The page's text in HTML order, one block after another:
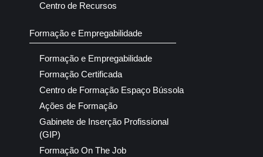
Centro de Recursos
Formação e Empregabilidade
Formação e Empregabilidade
Formação Certificada
Centro de Formação Espaço Bússola
Ações de Formação
Gabinete de Inserção Profissional
(GIP)
Formação On The Job